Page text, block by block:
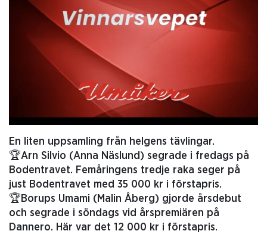
En liten uppsamling från helgens tävlingar.
🏆Arn Silvio (Anna Näslund) segrade i fredags på
Bodentravet. Femåringens tredje raka seger på
just Bodentravet med 35 000 kr i förstapris.
🏆Borups Umami (Malin Åberg) gjorde årsdebut
och segrade i söndags vid årspremiären på
Dannero. Här var det 12 000 kr i förstapris.